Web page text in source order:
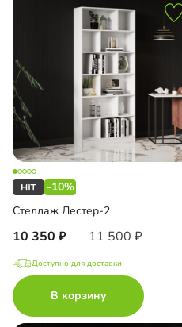
-10%
Стеллаж Лестер-2
10 350 11 500
Доступно для доставки
В корзину